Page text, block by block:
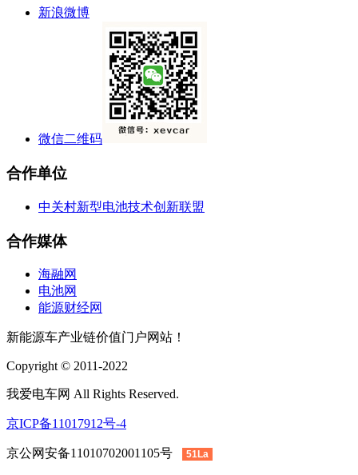
新浪微博
微信二维码
合作单位
中关村新型电池技术创新联盟
合作媒体
海融网
电池网
能源财经网
新能源车产业链价值门户网站！
Copyright © 2011-2022
我爱电车网 All Rights Reserved.
京ICP备11017912号-4
京公网安备11010702001105号 51La